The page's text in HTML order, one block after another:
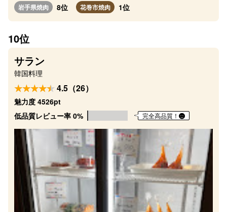
岩手県焼肉 8位 花巻市焼肉 1位
10位
サラン
韓国料理
4.5（26）
魅力度 4526pt
低品質レビュー率 0%
完全高品質！